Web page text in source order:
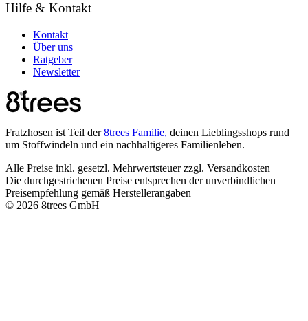
Hilfe & Kontakt
Kontakt
Über uns
Ratgeber
Newsletter
Fratzhosen ist Teil der8trees Familie, deinen Lieblingsshops rund
um Stoffwindeln und ein nachhaltigeres Familienleben.
Alle Preise inkl. gesetzl. Mehrwertsteuer zzgl. Versandkosten
Die durchgestrichenen Preise entsprechen der unverbindlichen
Preisempfehlung gemäß Herstellerangaben
© 2026 8trees GmbH